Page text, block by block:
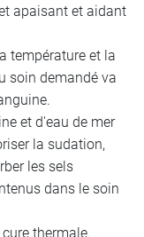
apaisant et aidant
température et la
soin demandé va
et d'eau de mer
la sudation,
les sels
dans le soin
thermale.